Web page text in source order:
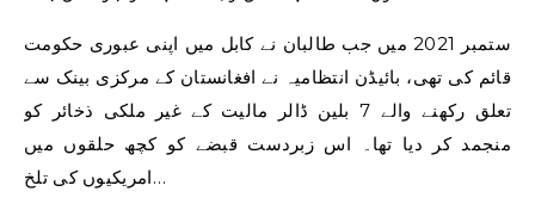
ستمبر 2021 میں جب طالبان نے کابل میں اپنی عبوری حکومت
قائم کی تھی، بائیڈن انتظامیہ نے افغانستان کے مرکزی بینک سے
تعلق رکھنے والے 7 بلین ڈالر مالیت کے غیر ملکی ذخائر کو
منجمد کر دیا تھا۔ اس زبردست قبضے کو کچھ حلقوں میں
امریکیوں کی تلخ…